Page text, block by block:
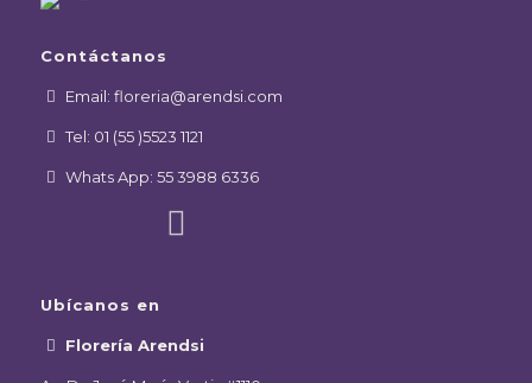
Contáctanos
Email: floreria@arendsi.com
Tel: 01 (55 )5523 1121
Whats App: 55 3988 6336
Ubícanos en
Florería Arendsi